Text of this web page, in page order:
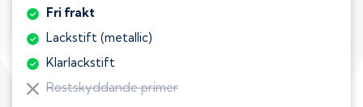
Fri frakt
Lackstift (metallic)
Klarlackstift
Rostskyddande primer